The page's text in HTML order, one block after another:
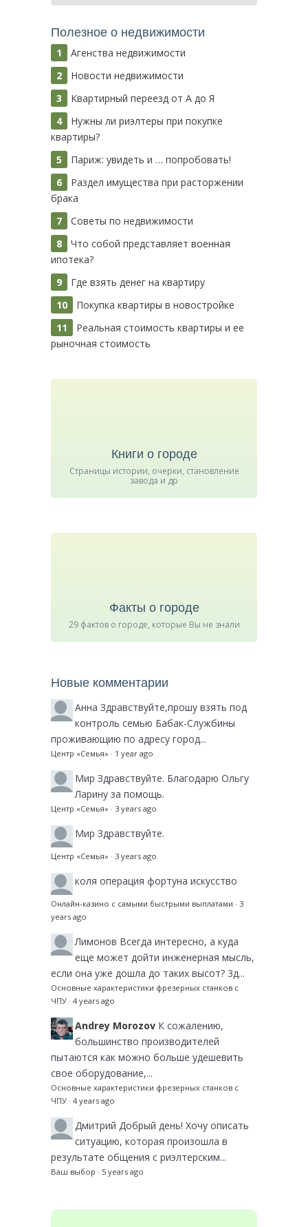
Полезное о недвижимости
Агенства недвижимости
Новости недвижимости
Квартирный переезд от А до Я
Нужны ли риэлтеры при покупке
квартиры?
Париж: увидеть и … попробовать!
Раздел имущества при расторжении
брака
Советы по недвижимости
Что собой представляет военная
ипотека?
Где взять денег на квартиру
Покупка квартиры в новостройке
Реальная стоимость квартиры и ее
рыночная стоимость
Книги о городе
Страницы истории, очерки, становление
завода и др
Факты о городе
29 фактов о городе, которые Вы не знали
Новые комментарии
Анна Здравствуйте,прошу взять под
контроль семью Бабак-Службины
проживающию по адресу город...
Центр «Семья» · 1 year ago
Мир Здравствуйте. Благодарю Ольгу
Ларину за помощь.
Центр «Семья» · 3 years ago
Мир Здравствуйте.
Центр «Семья» · 3 years ago
коля операция фортуна искусство
Онлайн-казино с самыми быстрыми выплатами · 3
years ago
Лимонов Всегда интересно, а куда
еще может дойти инженерная мысль,
если она уже дошла до таких высот? 3д...
Основные характеристики фрезерных станков с
ЧПУ · 4 years ago
Andrey Morozov К сожалению,
большинство производителей
пытаются как можно больше удешевить
свое оборудование,...
Основные характеристики фрезерных станков с
ЧПУ · 4 years ago
Дмитрий Добрый день! Хочу описать
ситуацию, которая произошла в
результате общения с риэлтерским...
Ваш выбор · 5 years ago